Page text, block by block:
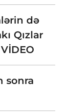
də
Qızlar
sonra